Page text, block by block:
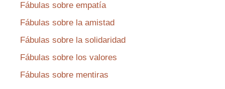
Fábulas sobre empatía
Fábulas sobre la amistad
Fábulas sobre la solidaridad
Fábulas sobre los valores
Fábulas sobre mentiras